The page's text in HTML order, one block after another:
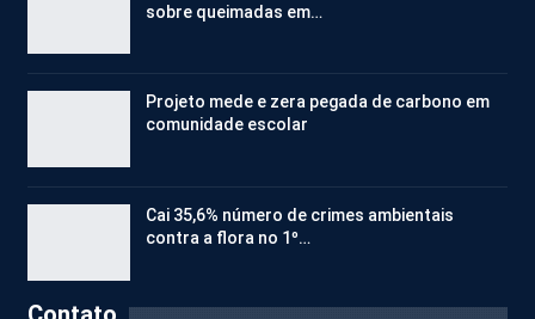
sobre queimadas em…
Projeto mede e zera pegada de carbono em
comunidade escolar
Cai 35,6% número de crimes ambientais
contra a flora no 1º…